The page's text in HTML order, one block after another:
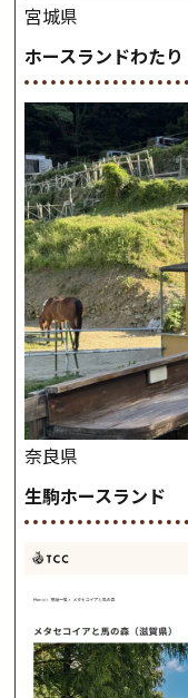
宮城県
ホースランドわたり
奈良県
生駒ホースランド